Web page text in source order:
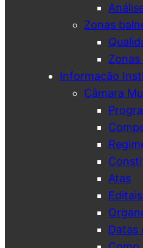
Zonas
Informação
Câmara
Atas
Editais
Datas